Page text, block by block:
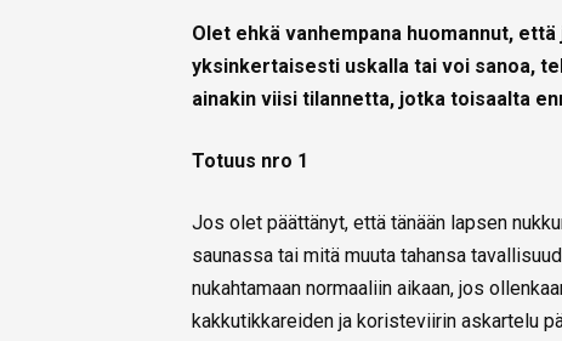
Olet ehkä vanhempana huomannut,
yksinkertaisesti uskalla tai voi sanoa,
ainakin viisi tilannetta, jotka toisaalta
Totuus nro 1
Jos olet päättänyt, että tänään lapsen
saunassa tai mitä muuta tahansa
nukahtamaan normaaliin aikaan, jos
kakkutikkareiden ja koristeviirin askartelu